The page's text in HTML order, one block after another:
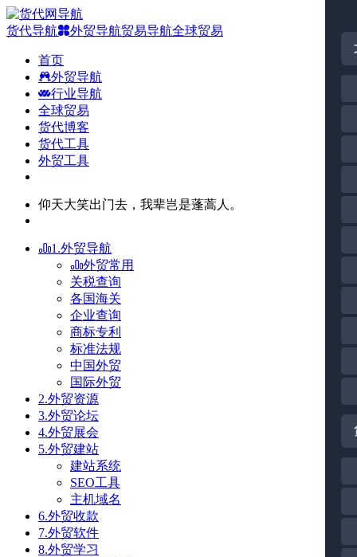
货代导航 外贸导航贸易导航全球贸易
首页
外贸导航
行业导航
全球贸易
货代博客
货代工具
外贸工具
仰天大笑出门去，我辈岂是蓬蒿人。
1.外贸导航
外贸常用
关税查询
各国海关
企业查询
商标专利
标准法规
中国外贸
国际外贸
2.外贸资源
3.外贸论坛
4.外贸展会
5.外贸建站
建站系统
SEO工具
主机域名
6.外贸收款
7.外贸软件
8.外贸学习